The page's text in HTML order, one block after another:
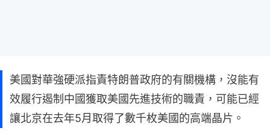
美國對華強硬派指責特朗普政府的有關機構，沒能有
效履行遏制中國獲取美國先進技術的職責，可能已經
讓北京在去年5月取得了數千枚美國的高端晶片。